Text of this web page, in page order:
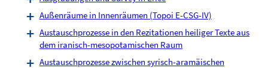
Außenräume in Innenräumen (Topoi E-CSG-IV)
Austauschprozesse in den Rezitationen heiliger Texte aus
dem iranisch-mesopotamischen Raum
Austauschprozesse zwischen syrisch-aramäischen